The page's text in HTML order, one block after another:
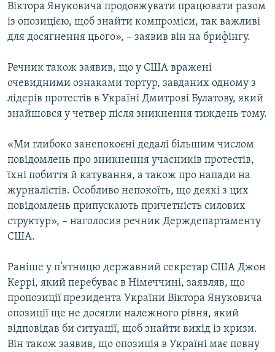
Усі сайти RFE/RL
Віктора Януковича продовжувати працювати разом
із опозицією, щоб знайти компроміси, так важливі
для досягнення цього», – заявив він на брифінгу.
Речник також заявив, що у США вражені
очевидними ознаками тортур, завданих одному з
лідерів протестів в Україні Дмитрові Булатову, який
знайшовся у четвер після зникнення тиждень тому.
«Ми глибоко занепокоєні дедалі більшим числом
повідомлень про зникнення учасників протестів,
їхні побиття й катування, а також про напади на
журналістів. Особливо непокоїть, що деякі з цих
повідомлень припускають причетність силових
структур», – наголосив речник Держдепартаменту
США.
Раніше у п’ятницю державний секретар США Джон
Керрі, який перебуває в Німеччині, заявляв, що
пропозиції президента України Віктора Януковича
опозиції ще не досягли належного рівня, який
відповідав би ситуації, щоб знайти вихід із кризи.
Він також заявив, що опозиція в Україні має повну